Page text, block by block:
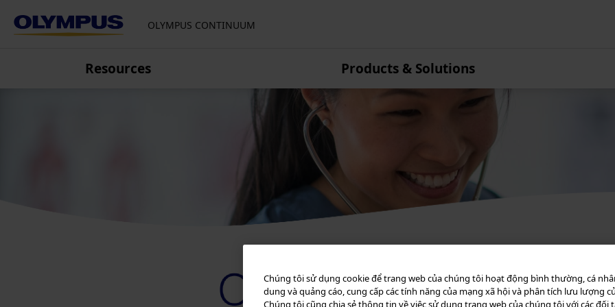
OLYMPUS CONTINUUM
Resources Products & Solutions
Australia
India
Korea
Singapore
Taiwan
Chúng tôi sử dụng cookie để trang web của chúng tôi hoạt động bình thường, cá
dung và quảng cáo, cung cấp các tính năng của mạng xã hội và phân tích lưu lượng
Chúng tôi cũng chia sẻ thông tin về việc sử dụng trang web của chúng tôi với các đối